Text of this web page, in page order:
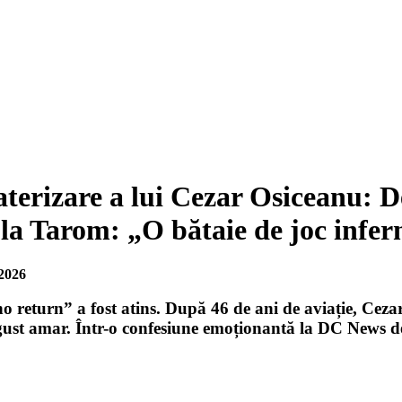
a lui Cezar Osiceanu:
Tarom: „O bătaie de joc
return” a fost atins. După 46 de ani de aviație,
amar. Într-o confesiune emoționantă la DC News